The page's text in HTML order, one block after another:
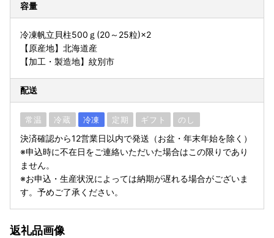
容量
冷凍帆立貝柱500ｇ(20～25粒)×2
【原産地】北海道産
【加工・製造地】紋別市
配送
常温 冷蔵 冷凍 定期 ギフト のし
決済確認から12営業日以内で発送（お盆・年末年始を除く）
※申込時に不在日をご連絡いただいた場合はこの限りであり
ません。
※お申込・生産状況によっては納期が遅れる場合がございま
す。予めご了承ください。
返礼品画像